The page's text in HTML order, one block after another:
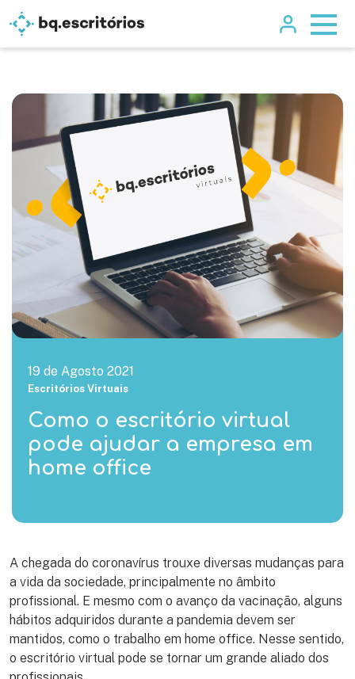
19 de Agosto 2021
Escritórios Virtuais
Como o escritório virtual
pode ajudar a empresa em
home office
A chegada do coronavírus trouxe diversas mudanças para
a vida da sociedade, principalmente no âmbito
profissional. E mesmo com o avanço da vacinação, alguns
hábitos adquiridos durante a pandemia devem ser
mantidos, como o trabalho em home office. Nesse sentido,
o escritório virtual pode se tornar um grande aliado dos